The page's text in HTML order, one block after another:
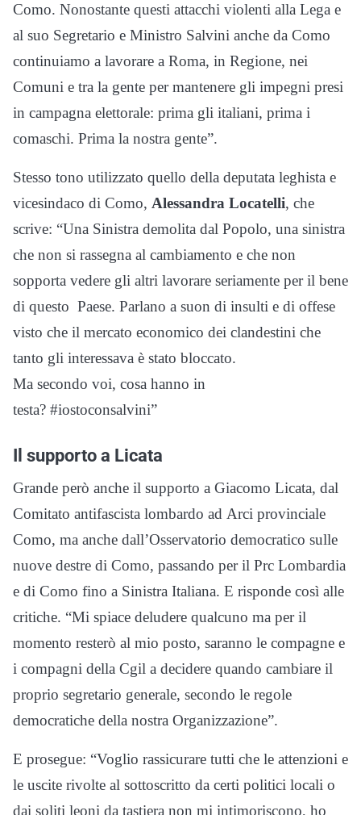
Como. Nonostante questi attacchi violenti alla Lega e
al suo Segretario e Ministro Salvini anche da Como
continuiamo a lavorare a Roma, in Regione, nei
Comuni e tra la gente per mantenere gli impegni presi
in campagna elettorale: prima gli italiani, prima i
comaschi. Prima la nostra gente”.
Stesso tono utilizzato quello della deputata leghista e
vicesindaco di Como, Alessandra Locatelli, che
scrive: “Una Sinistra demolita dal Popolo, una sinistra
che non si rassegna al cambiamento e che non
sopporta vedere gli altri lavorare seriamente per il bene
di questo Paese. Parlano a suon di insulti e di offese
visto che il mercato economico dei clandestini che
tanto gli interessava è stato bloccato.
Ma secondo voi, cosa hanno in
testa? #iostoconsalvini”
Il supporto a Licata
Grande però anche il supporto a Giacomo Licata, dal
Comitato antifascista lombardo ad Arci provinciale
Como, ma anche dall’Osservatorio democratico sulle
nuove destre di Como, passando per il Prc Lombardia
e di Como fino a Sinistra Italiana. E risponde così alle
critiche. “Mi spiace deludere qualcuno ma per il
momento resterò al mio posto, saranno le compagne e
i compagni della Cgil a decidere quando cambiare il
proprio segretario generale, secondo le regole
democratiche della nostra Organizzazione”.
E prosegue: “Voglio rassicurare tutti che le attenzioni e
le uscite rivolte al sottoscritto da certi politici locali o
dai soliti leoni da tastiera non mi intimoriscono, ho